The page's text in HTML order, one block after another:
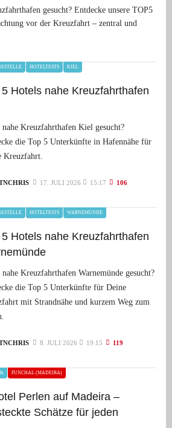
gesucht? Entdecke unsere TOP5
vor der Kreuzfahrt – zentral und
HOTELTESTS KIEL
5 Hotels nahe Kreuzfahrthafen
Kreuzfahrthafen Kiel gesucht?
die Top 5 Unterkünfte in Hafennähe für
Kreuzfahrt.
17. JULI 2026 15:17 106
HOTELTESTS WARNEMÜNDE
5 Hotels nahe Kreuzfahrthafen
Kreuzfahrthafen Warnemünde gesucht?
die Top 5 Unterkünfte für Deine
mit Strandnähe und kurzem Weg zum
8. JULI 2026 19:15 119
FUNCHAL (MADEIRA)
Perlen auf Madeira –
Schätze für jeden